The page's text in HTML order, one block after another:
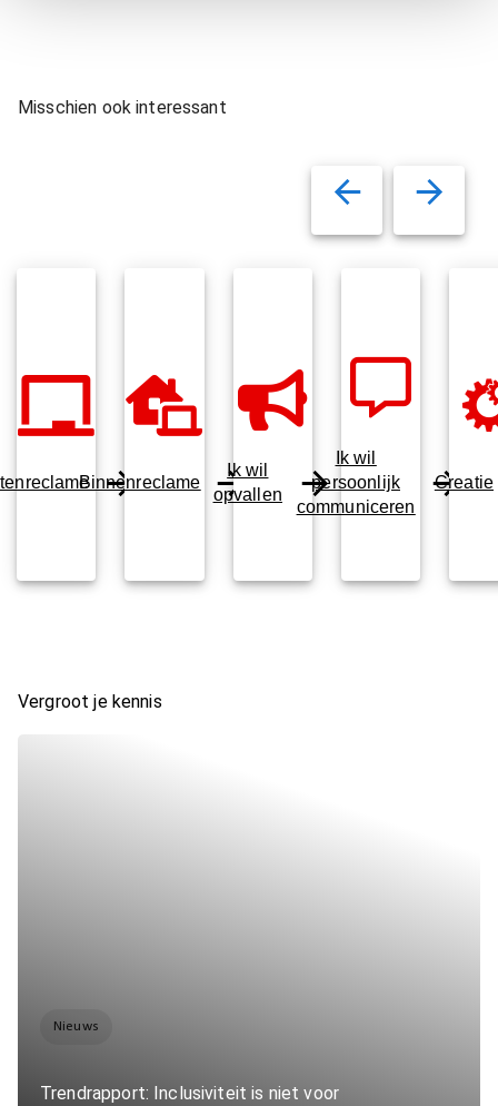
Misschien ook interessant
Binnenreclame
Ik wil
opvallen
Ik wil
persoonlijk
communiceren
Creatie
Vergroot je kennis
Nieuws
Trendrapport: Inclusiviteit is niet voor